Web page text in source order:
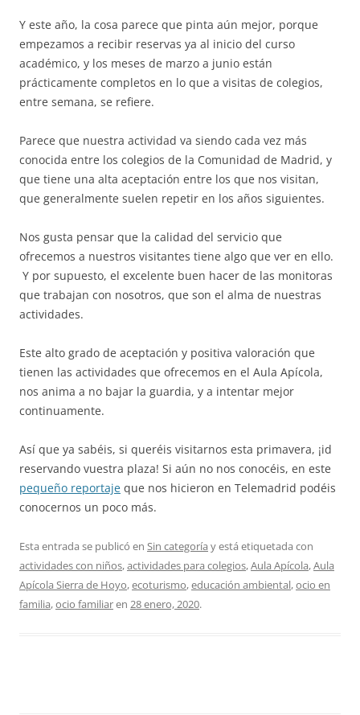
Y este año, la cosa parece que pinta aún mejor, porque
empezamos a recibir reservas ya al inicio del curso
académico, y los meses de marzo a junio están
prácticamente completos en lo que a visitas de colegios,
entre semana, se refiere.
Parece que nuestra actividad va siendo cada vez más
conocida entre los colegios de la Comunidad de Madrid, y
que tiene una alta aceptación entre los que nos visitan,
que generalmente suelen repetir en los años siguientes.
Nos gusta pensar que la calidad del servicio que
ofrecemos a nuestros visitantes tiene algo que ver en ello.
Y por supuesto, el excelente buen hacer de las monitoras
que trabajan con nosotros, que son el alma de nuestras
actividades.
Este alto grado de aceptación y positiva valoración que
tienen las actividades que ofrecemos en el Aula Apícola,
nos anima a no bajar la guardia, y a intentar mejor
continuamente.
Así que ya sabéis, si queréis visitarnos esta primavera, ¡id
reservando vuestra plaza! Si aún no nos conocéis, en este
pequeño reportaje que nos hicieron en Telemadrid podéis
conocernos un poco más.
Esta entrada se publicó en Sin categoría y está etiquetada con
actividades con niños,actividades para colegios,Aula Apícola,Aula
Apícola Sierra de Hoyo,ecoturismo,educación ambiental,ocio en
familia,ocio familiaren 28 enero, 2020.